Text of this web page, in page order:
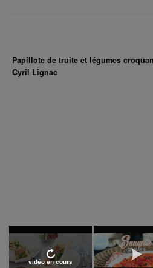
Papillote de truite et légumes
Cyril Lignac
vidéo en cours